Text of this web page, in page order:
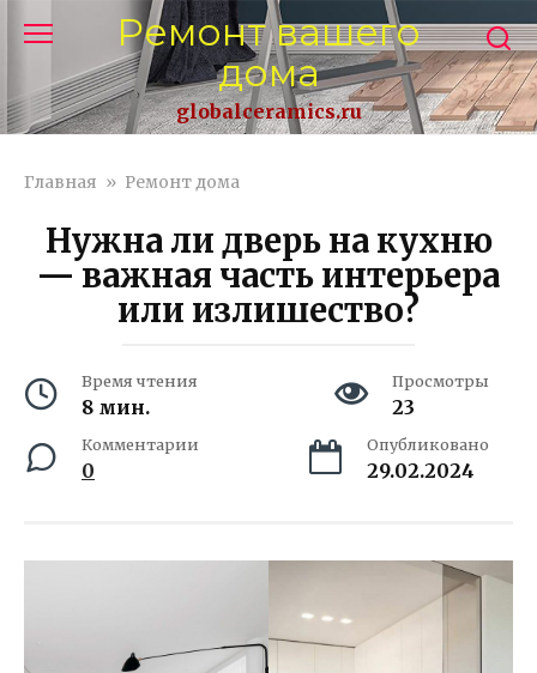
контенту
Ремонт вашего
дома
globalceramics.ru
Главная » Ремонт дома
Нужна ли дверь на кухню
— важная часть интерьера
или излишество?
Время чтения
8 мин.
Просмотры
23
Комментарии
0
Опубликовано
29.02.2024